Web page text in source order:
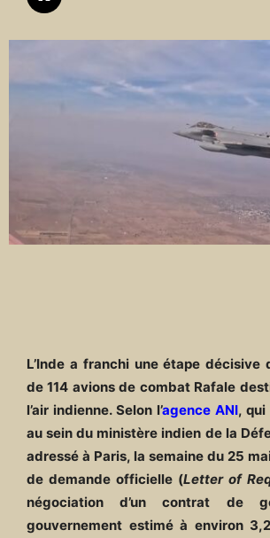
L’Inde a franchi une étape décisive
de 114 avions de combat Rafale
l’air indienne. Selon l’agence ANI,
au sein du ministère indien de la
adressé à Paris, la semaine du 25
de demande officielle (Letter of
négociation d’un contrat de
gouvernement estimé à environ